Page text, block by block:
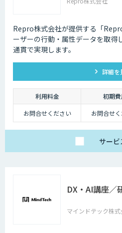
Repro株式会社が提供する「
ーザーの行動・属性データを取得
通貫で実現します。
詳細を
利用料金 初期費
お問合せください
お問合せ
サービ
DX・AI講座／
マインドテック株